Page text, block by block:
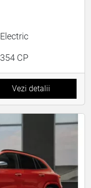
Electric
354 CP
Vezi detalii